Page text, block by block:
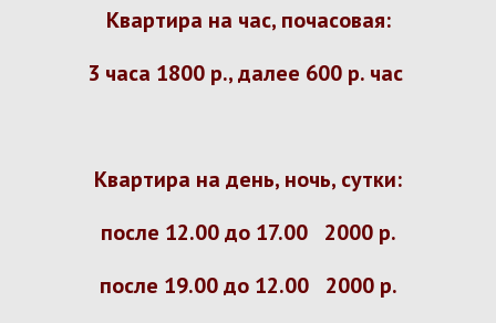
Квартира на час, почасовая:
3 часа 1800 р., далее 600 р. час
Квартира на день, ночь, сутки:
после 12.00 до 17.00 2000 р.
после 19.00 до 12.00 2000 р.